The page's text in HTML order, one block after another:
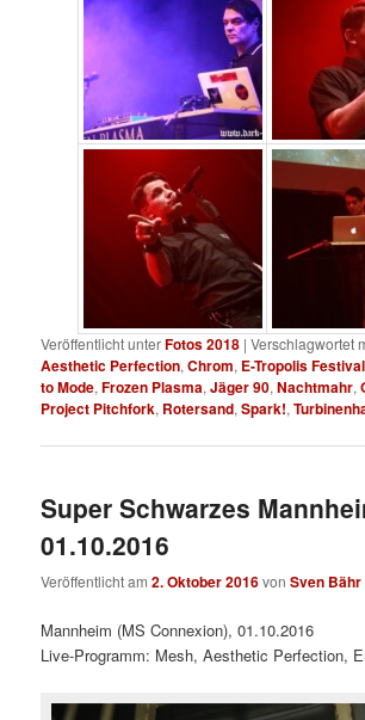
Veröffentlicht unterFotos 2018 |Verschlagwortet
Aesthetic Perfection,Chrom, E-Tropolis Festival
to Mode,Frozen Plasma,Jäger 90,Nachtmahr,
Project Pitchfork, Rotersand,Spark!,
Super Schwarzes
01.10.2016
Veröffentlicht am2. Oktober 2016vonSven Bähr
Mannheim (MS Connexion), 01.10.2016
Live-Programm: Mesh, Aesthetic Perfection,